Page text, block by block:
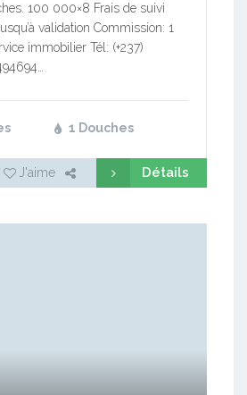
100 000×8 Frais de suivi
validation Commission: 1
immobilier Tél: (+237)
1 Douches
J'aime Détails